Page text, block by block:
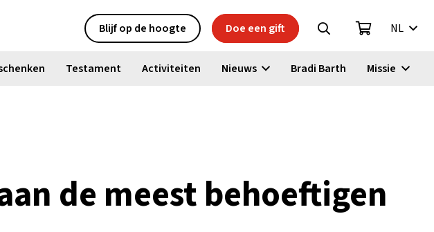
Blijf op de hoogte Doe een gift NL
Testament Activiteiten Nieuws Bradi Barth Missie
de meest behoeftigen